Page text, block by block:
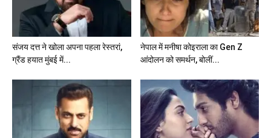
संजय दत्त ने खोला अपना पहला रेस्तरां,
ग्रैंड हयात मुंबई में...
नेपाल में मनीषा कोइराला का Gen Z
आंदोलन को समर्थन, बोलीं...